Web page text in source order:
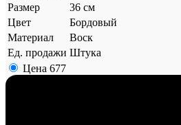
Размер
36 см
Цвет
Бордовый
Материал
Воск
Ед. продажи Штука
Цена 677